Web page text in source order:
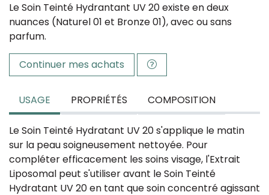
Le Soin Teinté Hydrantant UV 20 existe en deux
nuances (Naturel 01 et Bronze 01), avec ou sans
parfum.
Continuer mes achats
USAGE PROPRIÉTÉS COMPOSITION
Le Soin Teinté Hydratant UV 20 s'applique le matin
sur la peau soigneusement nettoyée. Pour
compléter efficacement les soins visage, l'Extrait
Liposomal peut s'utiliser avant le Soin Teinté
Hydratant UV 20 en tant que soin concentré agissant